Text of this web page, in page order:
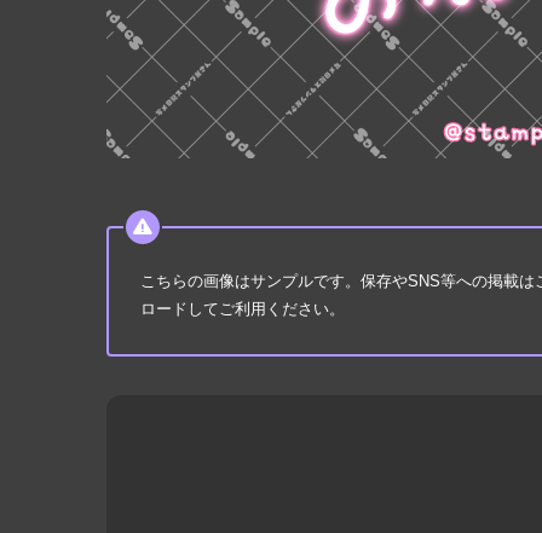
こちらの画像はサンプルです。保存やSNS等への掲載
ロードしてご利用ください。